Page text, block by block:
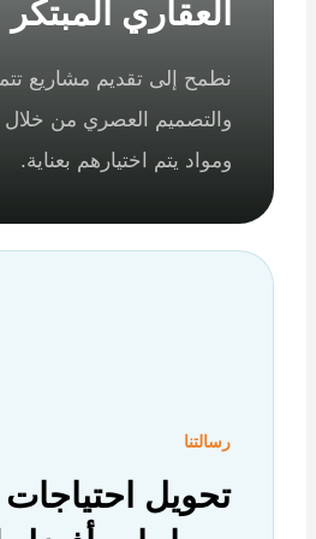
العقاري المبتكر
نطمح إلى تقديم مشاريع تتميز
والتصميم العصري من خلال كوادر
ومواد يتم اختيارهم بعناية.
تحويل احتياجات